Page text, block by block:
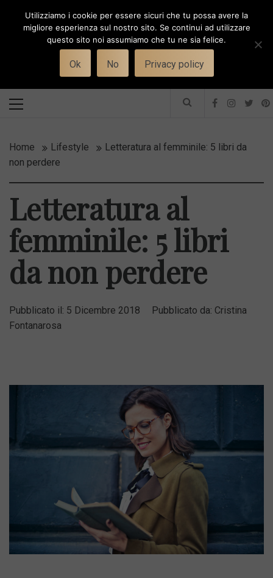
Toggle
WORK-WIFE
Il magazine per le donne che lavorano
Menu
Home Lifestyle
Letteratura al femminile: 5 libri da
non perdere
Letteratura al
femminile: 5 libri
da non perdere
Pubblicato il: 5 Dicembre 2018 Pubblicato da: Cristina
Fontanarosa
Utilizziamo i cookie per essere sicuri che tu possa avere la
migliore esperienza sul nostro sito. Se continui ad utilizzare
questo sito noi assumiamo che tu ne sia felice.
Ok No Privacy policy